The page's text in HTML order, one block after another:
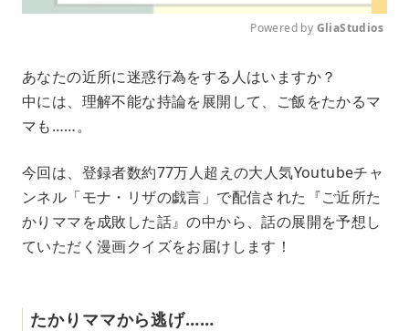
u
t
Powered by GliaStudios
あなたの近所に迷惑行為をする人はいますか？
中には、理解不能な持論を展開して、ご飯をたかるマ
マも……。
今回は、登録者数約77万人超えの大人気Youtubeチャ
ンネル「モナ・リザの戯言」で配信された『ご近所た
かりママを成敗した話』の中から、話の展開を予想し
ていただく漫画クイズをお届けします！
たかりママから逃げ……